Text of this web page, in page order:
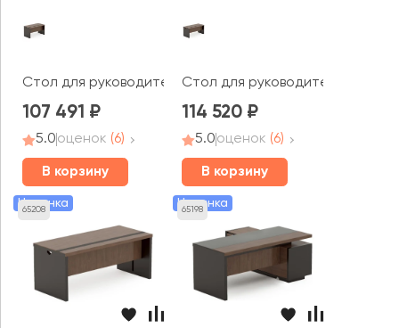
Стол для руководителя 1400x700x750 Larry 2
107 491
5.0оценок (6)
В корзину
Стол для руководителя
114 520
5.0оценок (6)
В корзину
65208
Новинка 65198
Новинка